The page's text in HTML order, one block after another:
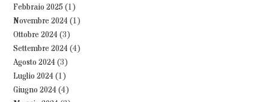
Febbraio 2025(1)
Novembre 2024(1)
Ottobre 2024(3)
Settembre 2024(4)
Agosto 2024(3)
Luglio 2024(1)
Giugno 2024(4)